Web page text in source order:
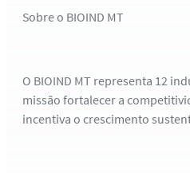
Sobre o BIOIND MT
O BIOIND MT representa 12
missão fortalecer a
incentiva o crescimento